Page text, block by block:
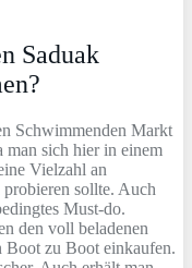
Saduak
Schwimmenden Markt
man sich hier in einem
Vielzahl an
sollte. Auch
Must-do.
den voll beladenen
Boot zu Boot einkaufen.